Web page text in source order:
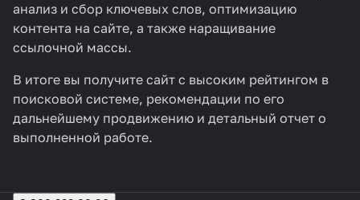
анализ и сбор ключевых слов, оптимизацию
контента на сайте, а также наращивание
ссылочной массы.
В итоге вы получите сайт с высоким рейтингом в
поисковой системе, рекомендации по его
дальнейшему продвижению и детальный отчет о
выполненной работе.